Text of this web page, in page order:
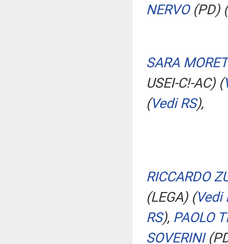
NERVO(PD) (
SARA
USEI-C!-AC) (
(Vedi RS),
RICCARDO
(LEGA) (Vedi
RS), PAOLO
SOVERINI